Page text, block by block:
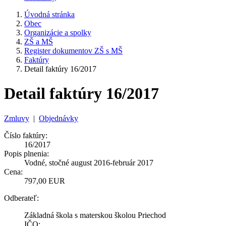
Úvodná stránka
Obec
Organizácie a spolky
ZŠ a MŠ
Register dokumentov ZŠ s MŠ
Faktúry
Detail faktúry 16/2017
Detail faktúry 16/2017
Zmluvy | Objednávky
Číslo faktúry:
16/2017
Popis plnenia:
Vodné, stočné august 2016-február 2017
Cena:
797,00 EUR
Odberateľ:
Základná škola s materskou školou Priechod
IČO: